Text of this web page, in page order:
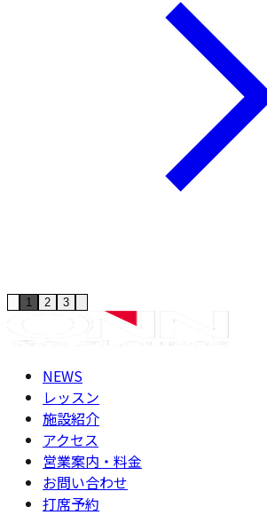
1 2 3
NEWS
レッスン
施設紹介
アクセス
営業案内・料金
お問い合わせ
打席予約